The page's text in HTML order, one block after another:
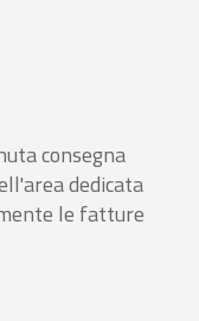
consegna
dedicata
le fatture